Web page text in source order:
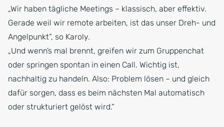
„Wir haben tägliche Meetings – klassisch, aber effektiv.
Gerade weil wir remote arbeiten, ist das unser Dreh- und
Angelpunkt“, so Karoly.
„Und wenn’s mal brennt, greifen wir zum Gruppenchat
oder springen spontan in einen Call. Wichtig ist,
nachhaltig zu handeln. Also: Problem lösen – und gleich
dafür sorgen, dass es beim nächsten Mal automatisch
oder strukturiert gelöst wird.“